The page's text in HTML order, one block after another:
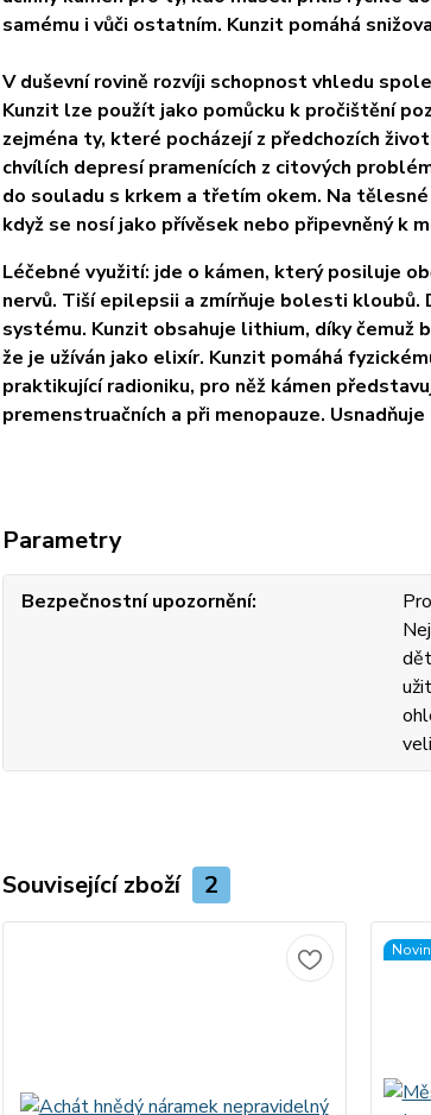
samému i vůči ostatním. Kunzit pomáhá
V duševní rovině rozvíji schopnost vhledu
Kunzit lze použít jako pomůcku k pročištění
zejména ty, které pocházejí z předchozích
chvílích depresí pramenících z citových
do souladu s krkem a třetím okem. Na
když se nosí jako přívěsek nebo připevněný k
Léčebné využití: jde o kámen, který posiluje
nervů. Tiší epilepsii a zmírňuje bolesti
systému. Kunzit obsahuje lithium, díky čemuž
že je užíván jako elixír. Kunzit pomáhá
praktikující radioniku, pro něž kámen
premenstruačních a při menopauze.
Parametry
Bezpečnostní upozornění
Související zboží 2